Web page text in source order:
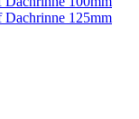
Dachrinne 125mm